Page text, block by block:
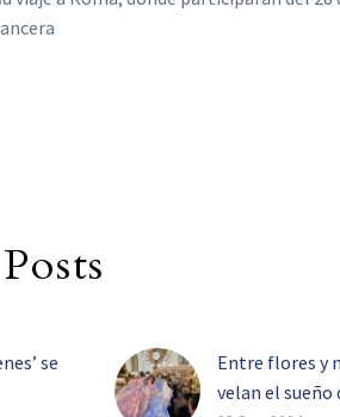
se
Entre flores y
velan el sueño